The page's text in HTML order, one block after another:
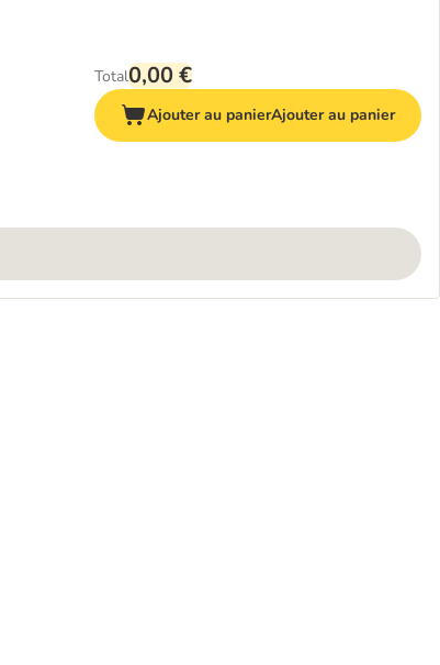
Total0,00 €
Ajouter au panierAjouter au panier